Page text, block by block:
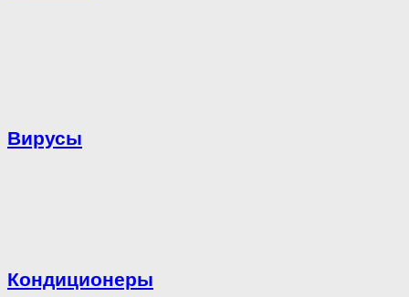
Вирусы
Кондиционеры